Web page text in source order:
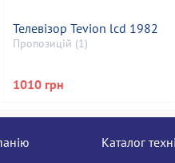
Телевізор Tevion lcd 1982
Пропозицій (1)
1010 грн
Каталог